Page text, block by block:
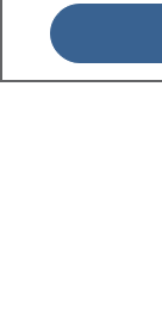
Om 1177
Kontakt